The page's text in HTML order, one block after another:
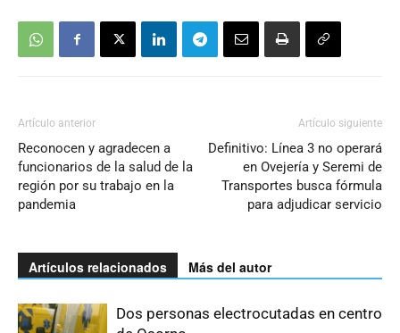
Artículo anterior
Reconocen y agradecen a
funcionarios de la salud de la
región por su trabajo en la
pandemia
Artículo siguiente
Definitivo: Línea 3 no operará
en Ovejería y Seremi de
Transportes busca fórmula
para adjudicar servicio
Artículos relacionados Más del autor
Dos personas electrocutadas en centro